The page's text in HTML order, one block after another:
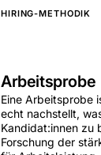
HIRING-METHODIK
Arbeitsprobe
Eine Arbeitsprobe
echt nachstellt,
Kandidat:innen zu
Forschung der